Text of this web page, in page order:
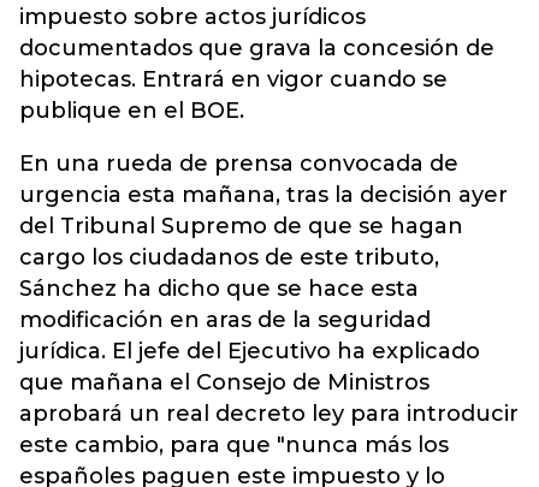
impuesto sobre actos jurídicos
documentados que grava la concesión de
hipotecas. Entrará en vigor cuando se
publique en el BOE.
En una rueda de prensa convocada de
urgencia esta mañana, tras la decisión ayer
del Tribunal Supremo de que se hagan
cargo los ciudadanos de este tributo,
Sánchez ha dicho que se hace esta
modificación en aras de la seguridad
jurídica. El jefe del Ejecutivo ha explicado
que mañana el Consejo de Ministros
aprobará un real decreto ley para introducir
este cambio, para que "nunca más los
españoles paguen este impuesto y lo